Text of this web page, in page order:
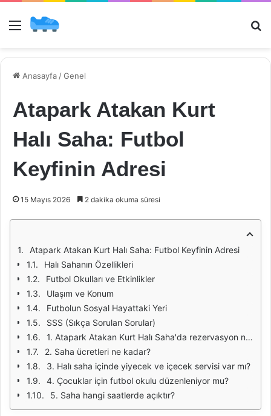
Menü
Anasayfa /Genel
Atapark Atakan Kurt
Halı Saha: Futbol
Keyfinin Adresi
15 Mayıs 2026 2 dakika okuma süresi
Atapark Atakan Kurt Halı Saha: Futbol Keyfinin Adresi
Halı Sahanın Özellikleri
Futbol Okulları ve Etkinlikler
Ulaşım ve Konum
Futbolun Sosyal Hayattaki Yeri
SSS (Sıkça Sorulan Sorular)
1. Atapark Atakan Kurt Halı Saha'da rezervasyon nasıl yapılır?
2. Saha ücretleri ne kadar?
3. Halı saha içinde yiyecek ve içecek servisi var mı?
4. Çocuklar için futbol okulu düzenleniyor mu?
5. Saha hangi saatlerde açıktır?